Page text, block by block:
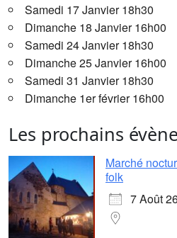
Samedi 17 Janvier 18h30
Dimanche 18 Janvier 16h00
Samedi 24 Janvier 18h30
Dimanche 25 Janvier 16h00
Samedi 31 Janvier 18h30
Dimanche 1er février 16h00
Les prochains
Marché
folk
7 Août